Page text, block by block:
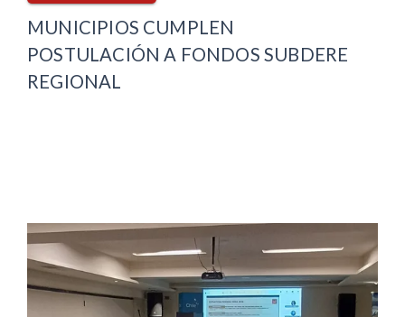
MUNICIPIOS CUMPLEN
POSTULACIÓN A FONDOS SUBDERE
REGIONAL